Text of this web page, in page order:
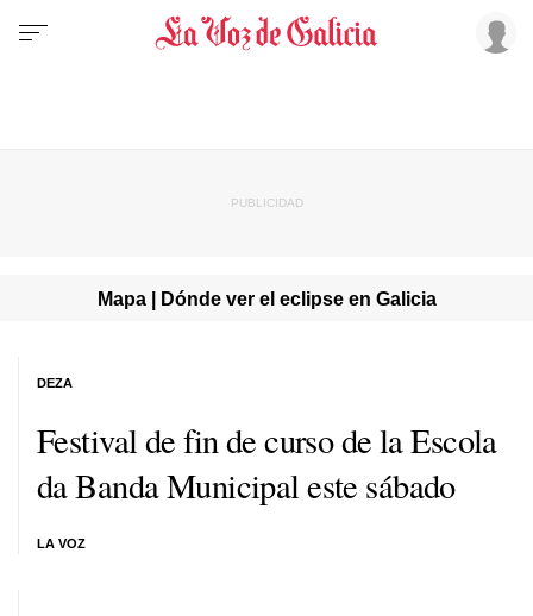
Mapa | Dónde ver el eclipse en Galicia
Festival de fin de curso de la Escola
da Banda Municipal este sábado
LA VOZ
DEZA